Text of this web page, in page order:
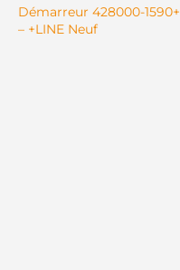
Démarreur 428000-1590+
– +LINE Neuf